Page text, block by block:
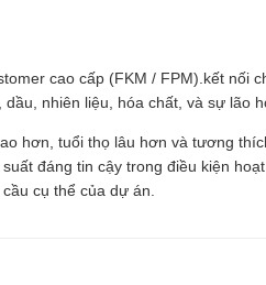
cao cấp (FKM / FPM).kết nối
nhiên liệu, hóa chất, và sự lão
hơn, tuổi thọ lâu hơn và tương
đáng tin cậy trong điều kiện
cụ thể của dự án.